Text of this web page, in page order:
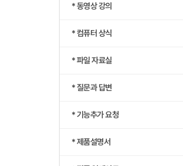
* 동영상 강의
* 컴퓨터 상식
* 파일 자료실
* 질문과 답변
* 기능추가 요청
* 제품설명서